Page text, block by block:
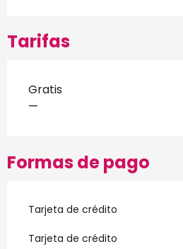
Tarifas
Gratis
—
Formas de pago
Tarjeta de crédito
Tarjeta de crédito